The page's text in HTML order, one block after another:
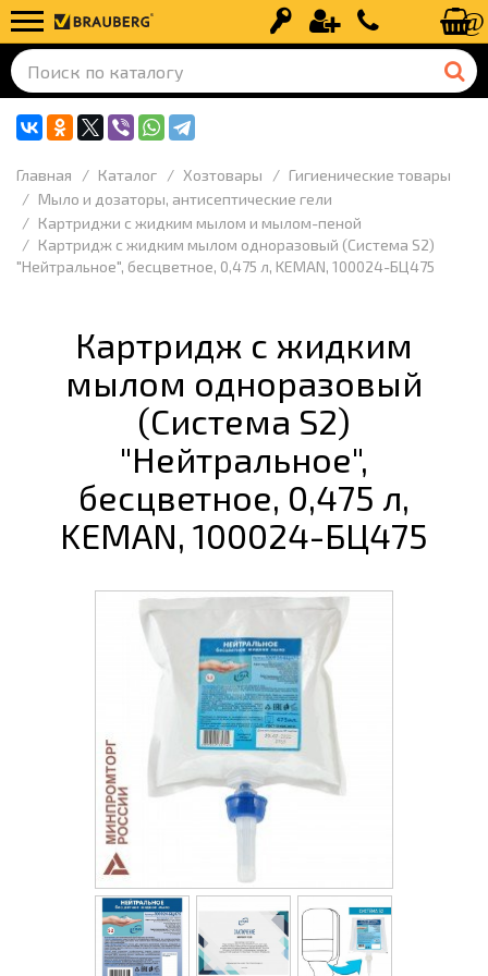
Вход Регистрация+7 (499) 110-
Главная Каталог Хозтовары
Гигиенические товары
Мыло и дозаторы, антисептические гели
Картриджи с жидким мылом и мылом-пеной
Картридж с жидким мылом одноразовый (Система S2)
"Нейтральное", бесцветное, 0,475 л, KEMAN, 100024-БЦ475
Картридж с жидким
мылом одноразовый
(Система S2)
"Нейтральное",
бесцветное, 0,475 л,
KEMAN, 100024-БЦ475